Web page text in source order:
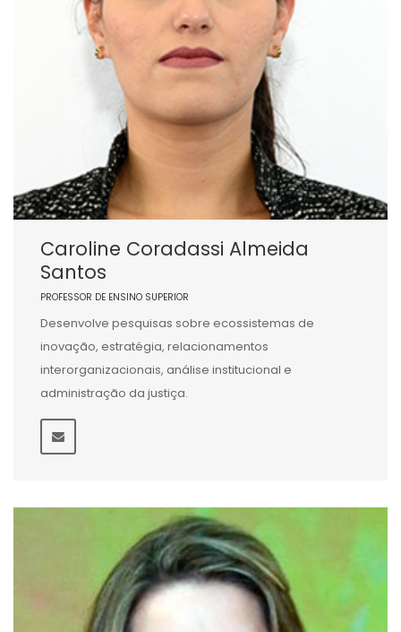
Caroline Coradassi Almeida
Santos
PROFESSOR DE ENSINO SUPERIOR
Desenvolve pesquisas sobre ecossistemas de
inovação, estratégia, relacionamentos
interorganizacionais, análise institucional e
administração da justiça.